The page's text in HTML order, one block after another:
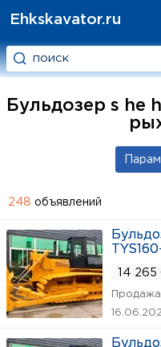
Ehkskavator.ru
Бульдозер s he
248 объявлений
14 265